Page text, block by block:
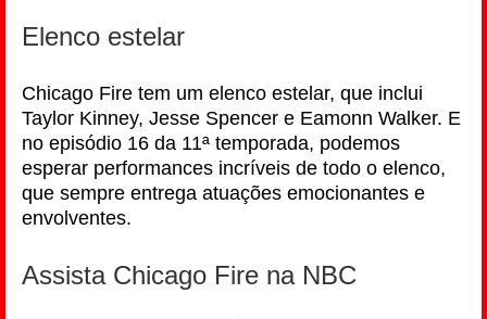
Elenco estelar
Chicago Fire tem um elenco estelar, que inclui
Taylor Kinney, Jesse Spencer e Eamonn Walker. E
no episódio 16 da 11ª temporada, podemos
esperar performances incríveis de todo o elenco,
que sempre entrega atuações emocionantes e
envolventes.
Assista Chicago Fire na NBC